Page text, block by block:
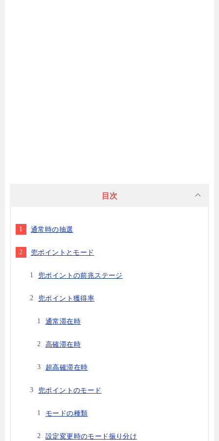
目次
通常時の抽選
兜ポイントとモード
兜ポイントの前兆ステージ
兜ポイント獲得率
通常滞在時
高確滞在時
超高確滞在時
兜ポイントのモード
モードの種類
設定変更時のモード振り分け